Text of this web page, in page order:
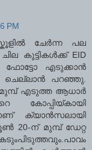
PM
ചേര്‍ന്ന പല
ചില കുട്ടികള്‍ക്ക് EID
ഫോട്ടോ എടുക്കാന്‍
ചെല്ലാന്‍ പറഞ്ഞു.
മുമ്പ് എടുത്ത ആധാര്‍
കോപ്പിയ്കായി
ക്യാന്‍സലായി
20-ന് മുമ്പ് ഡേറ്റ